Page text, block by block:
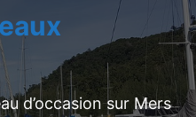
d’occasion sur Mers